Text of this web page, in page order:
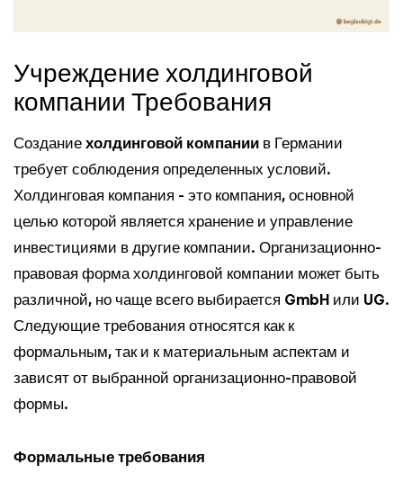
Учреждение холдинговой
компании Требования
Создание холдинговой компании в Германии
требует соблюдения определенных условий.
Холдинговая компания - это компания, основной
целью которой является хранение и управление
инвестициями в другие компании. Организационно-
правовая форма холдинговой компании может быть
различной, но чаще всего выбирается GmbH или UG.
Следующие требования относятся как к
формальным, так и к материальным аспектам и
зависят от выбранной организационно-правовой
формы.
Формальные требования